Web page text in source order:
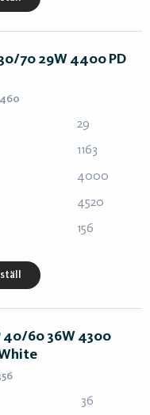
30/70 29W 4400 PD
29
1163
4000
4520
156
40/60 36W 4300
36